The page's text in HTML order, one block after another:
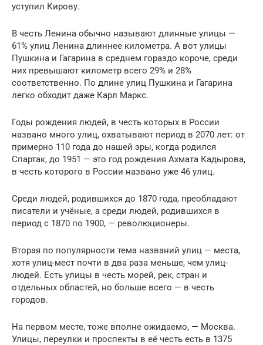
уступил Кирову.
В честь Ленина обычно называют длинные улицы —
61% улиц Ленина длиннее километра. А вот улицы
Пушкина и Гагарина в среднем гораздо короче, среди
них превышают километр всего 29% и 28%
соответственно. По длине улиц Пушкина и Гагарина
легко обходит даже Карл Маркс.
Годы рождения людей, в честь которых в России
названо много улиц, охватывают период в 2070 лет: от
примерно 110 года до нашей эры, когда родился
Спартак, до 1951 — это год рождения Ахмата Кадырова,
в честь которого в России названо уже 46 улиц.
Среди людей, родившихся до 1870 года, преобладают
писатели и учёные, а среди людей, родившихся в
период с 1870 по 1900, — революционеры.
Вторая по популярности тема названий улиц — места,
хотя улиц-мест почти в два раза меньше, чем улиц-
людей. Есть улицы в честь морей, рек, стран и
отдельных областей, но больше всего — в честь
городов.
На первом месте, тоже вполне ожидаемо, — Москва.
Улицы, переулки и проспекты в её честь есть в 1375